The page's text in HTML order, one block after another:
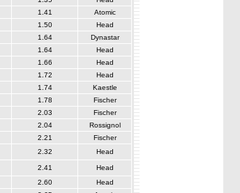
1.41
Atomic
1.50
Head
1.64
Dynastar
1.64
Head
1.66
Head
1.72
Head
1.74
Kaestle
1.78
Fischer
2.03
Fischer
2.04
Rossignol
2.21
Fischer
2.32 Head
2.41
Head
2.60
Head